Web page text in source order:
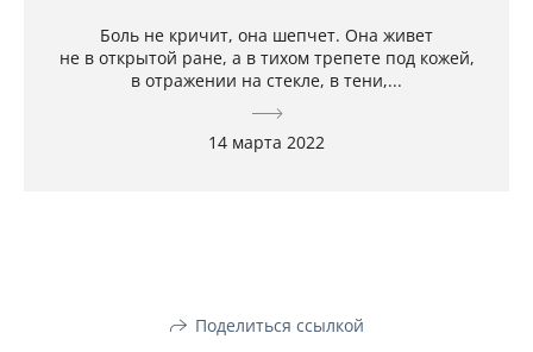
Боль не кричит, она шепчет. Она живет
не в открытой ране, а в тихом трепете под кожей,
в отражении на стекле, в тени,...
14 марта 2022
Поделиться ссылкой